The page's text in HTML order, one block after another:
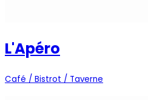
L'Apéro
Café / Bistrot / Taverne